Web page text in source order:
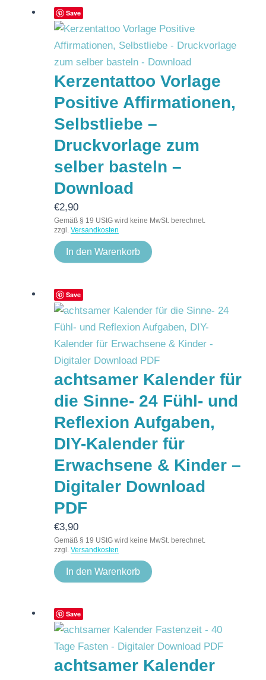
Save
Kerzentattoo Vorlage
Positive Affirmationen,
Selbstliebe –
Druckvorlage zum
selber basteln –
Download
€2,90
Gemäß § 19 UStG wird keine MwSt. berechnet.
zzgl. Versandkosten
In den Warenkorb
Save
achtsamer Kalender für
die Sinne- 24 Fühl- und
Reflexion Aufgaben,
DIY-Kalender für
Erwachsene & Kinder –
Digitaler Download
PDF
€3,90
Gemäß § 19 UStG wird keine MwSt. berechnet.
zzgl. Versandkosten
In den Warenkorb
Save
achtsamer Kalender